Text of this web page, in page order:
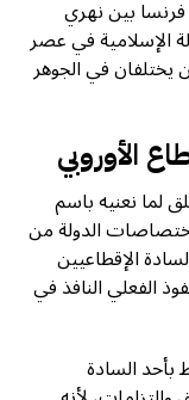
فرنسا بين نهري
الإسلامية في عصر
يختلفان في الجوهر
الأوروبي
لما نعنيه باسم
الدولة من
الإقطاعيين
الفعلي النافذ في
بأحد السادة